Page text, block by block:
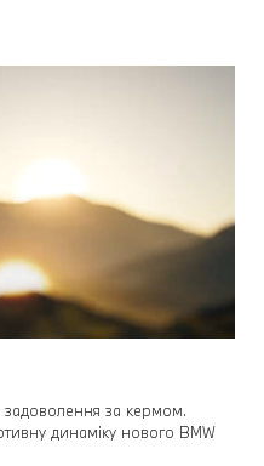
задоволення за кермом.
динаміку нового BMW